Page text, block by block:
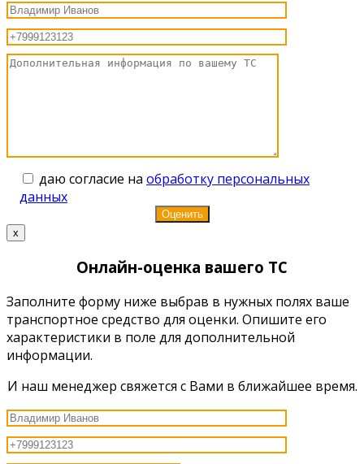
даю согласие на обработку персональных
данных
x
Онлайн-оценка вашего ТС
Заполните форму ниже выбрав в нужных полях ваше
транспортное средство для оценки. Опишите его
характеристики в поле для дополнительной
информации.
И наш менеджер свяжется с Вами в ближайшее время.